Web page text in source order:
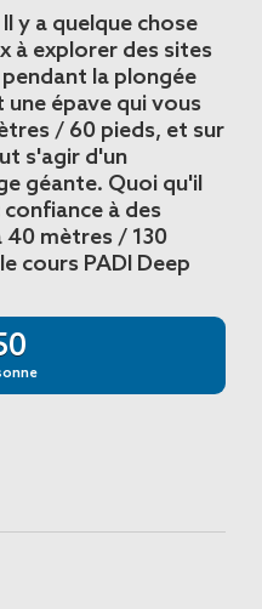
y a quelque chose
à explorer des sites
la plongée
épave qui vous
/ 60 pieds, et sur
s'agir d'un
géante. Quoi qu'il
à des
mètres / 130
cours PADI Deep